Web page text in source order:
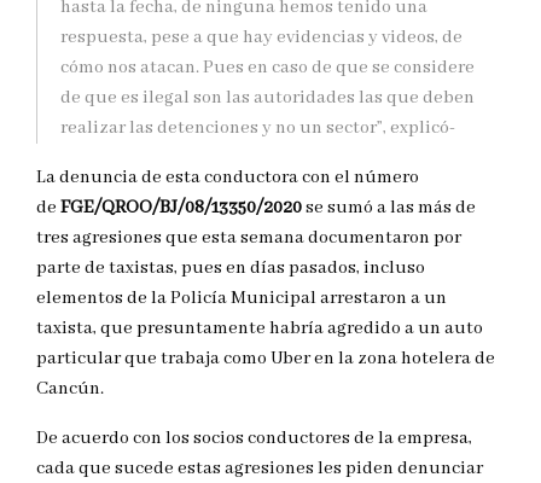
hasta la fecha, de ninguna hemos tenido una
respuesta, pese a que hay evidencias y videos, de
cómo nos atacan. Pues en caso de que se considere
de que es ilegal son las autoridades las que deben
realizar las detenciones y no un sector”, explicó-
La denuncia de esta conductora con el número
de FGE/QROO/BJ/08/13350/2020se sumó a las más de
tres agresiones que esta semana documentaron por
parte de taxistas, pues en días pasados, incluso
elementos de la Policía Municipal arrestaron a un
taxista, que presuntamente habría agredido a un auto
particular que trabaja como Uber en la zona hotelera de
Cancún.
De acuerdo con los socios conductores de la empresa,
cada que sucede estas agresiones les piden denunciar